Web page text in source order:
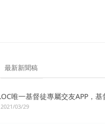
最新新聞稿
唯一基督徒專屬交友APP，
2021/03/29